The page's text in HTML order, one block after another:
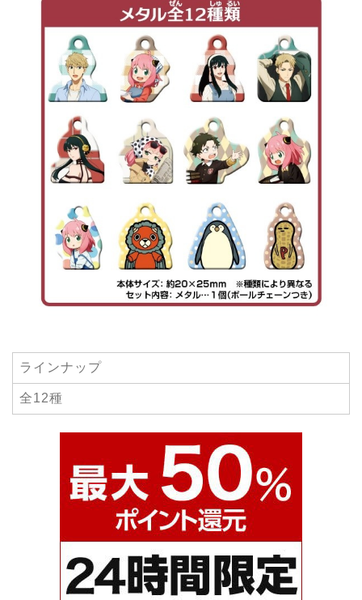
ラインナップ
全12種